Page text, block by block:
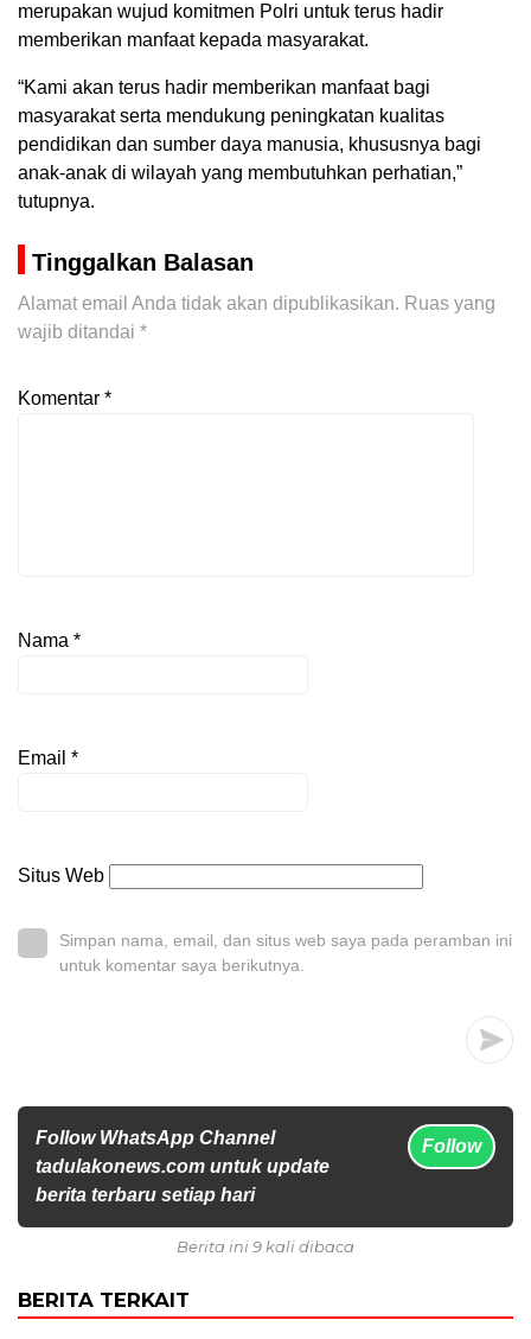
merupakan wujud komitmen Polri untuk terus hadir
memberikan manfaat kepada masyarakat.
“Kami akan terus hadir memberikan manfaat bagi
masyarakat serta mendukung peningkatan kualitas
pendidikan dan sumber daya manusia, khususnya bagi
anak-anak di wilayah yang membutuhkan perhatian,”
tutupnya.
Tinggalkan Balasan
Alamat email Anda tidak akan dipublikasikan. Ruas yang
wajib ditandai *
Komentar *
Nama *
Email *
Situs Web
Simpan nama, email, dan situs web saya pada peramban ini
untuk komentar saya berikutnya.
Follow WhatsApp Channel
tadulakonews.com untuk update
berita terbaru setiap hari
Follow
Berita ini 9 kali dibaca
BERITA TERKAIT